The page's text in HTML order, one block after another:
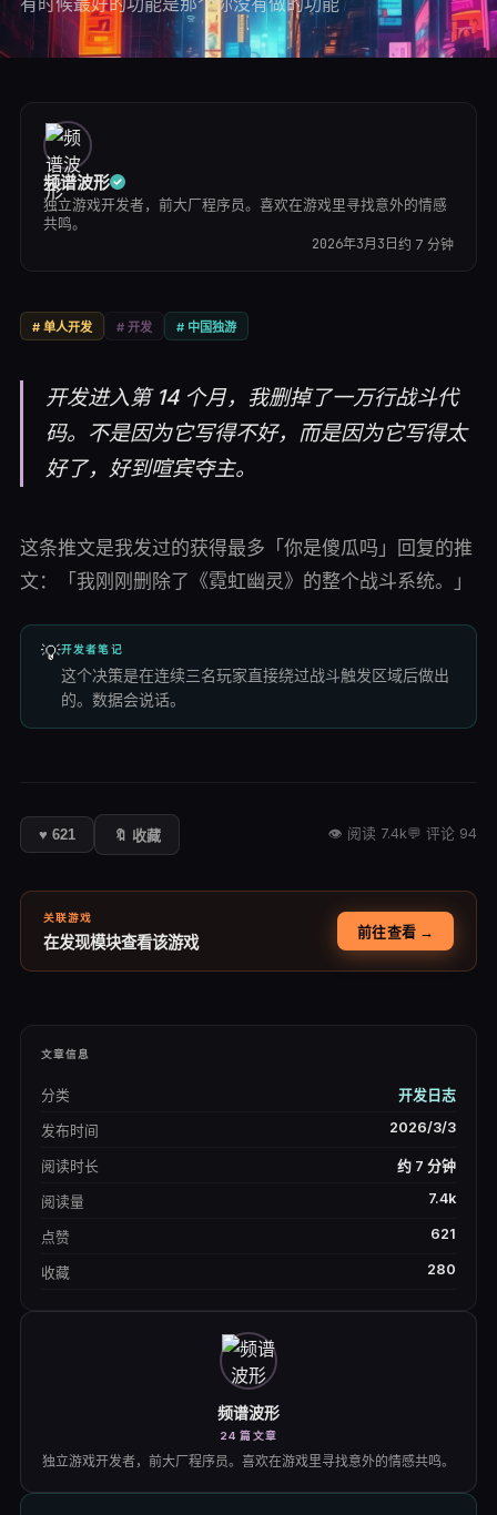
频谱波形
独立游戏开发者，前大厂程序员。喜欢在游戏里寻找意外的情感
共鸣。
2026年3月3日约 7 分钟
# 单人开发 # 开发 # 中国独游
开发进入第 14 个月，我删掉了一万行战斗代
码。不是因为它写得不好，而是因为它写得太
好了，好到喧宾夺主。
这条推文是我发过的获得最多「你是傻瓜吗」回复的推
文：「我刚刚删除了《霓虹幽灵》的整个战斗系统。」
💡开发者笔记
这个决策是在连续三名玩家直接绕过战斗触发区域后做出
的。数据会说话。
♥ 621 🔖 收藏 👁 阅读 7.4k💬 评论 94
关联游戏
在发现模块查看该游戏
前往查看 →
文章信息
分类 开发日志
发布时间 2026/3/3
阅读时长 约 7 分钟
阅读量 7.4k
点赞 621
收藏 280
频谱波形
24 篇文章
独立游戏开发者，前大厂程序员。喜欢在游戏里寻找意外的情感共鸣。